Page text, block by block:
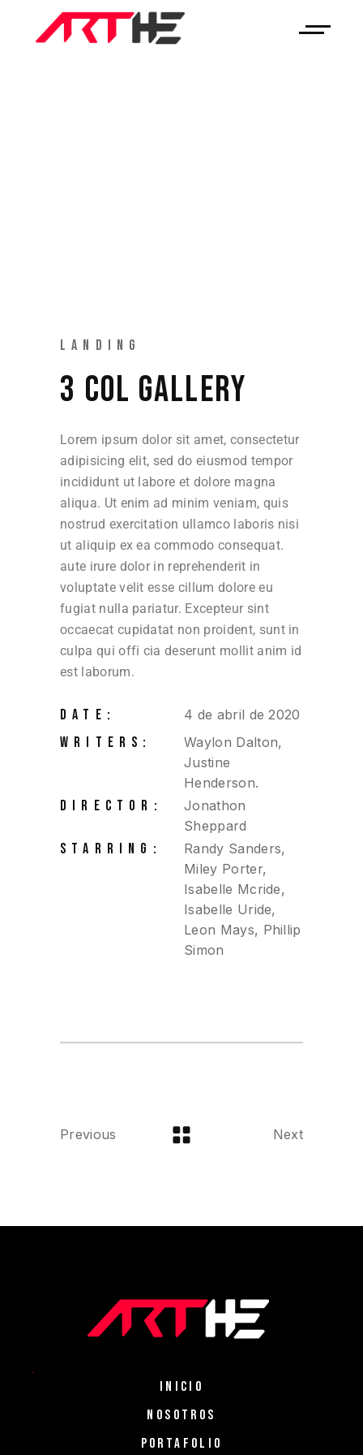
LANDING
3 COL GALLERY
Lorem ipsum dolor sit amet, consectetur
adipisicing elit, sed do eiusmod tempor
incididunt ut labore et dolore magna
aliqua. Ut enim ad minim veniam, quis
nostrud exercitation ullamco laboris nisi
ut aliquip ex ea commodo consequat.
aute irure dolor in reprehenderit in
voluptate velit esse cillum dolore eu
fugiat nulla pariatur. Excepteur sint
occaecat cupidatat non proident, sunt in
culpa qui offi cia deserunt mollit anim id
est laborum.
DATE: 4 de abril de 2020
WRITERS:
Waylon Dalton,
Justine
Henderson.
DIRECTOR:
Jonathon
Sheppard
STARRING:
Randy Sanders,
Miley Porter,
Isabelle Mcride,
Isabelle Uride,
Leon Mays, Phillip
Simon
Previous Next
INICIO
NOSOTROS
PORTAFOLIO